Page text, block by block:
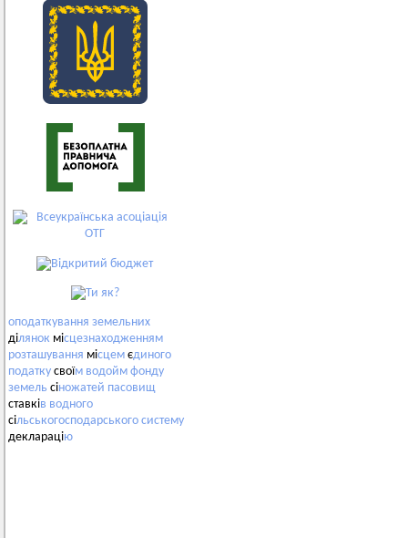
оподаткування земельних
ділянок місцезнаходженням
розташування місцем єдиного
податку своїм водойм фонду
земель сіножатей пасовищ
ставків водного
сільськогосподарського систему
декларацію